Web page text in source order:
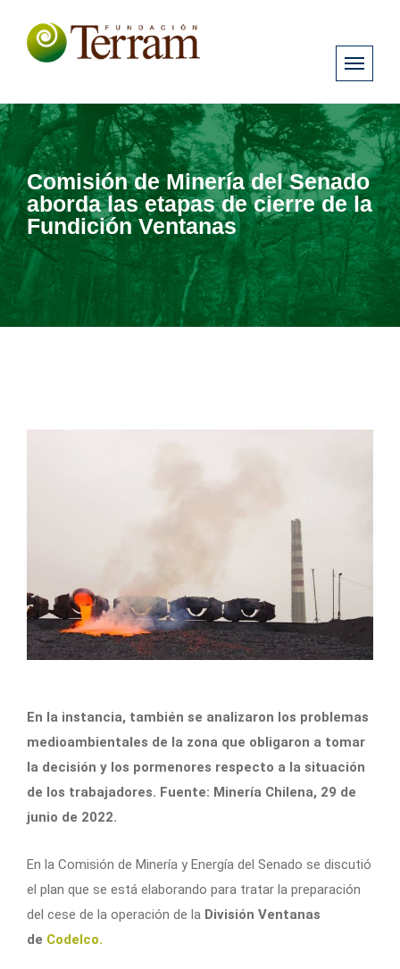
Comisión de Minería del Senado
aborda las etapas de cierre de la
Fundición Ventanas
En la instancia, también se analizaron los problemas
medioambientales de la zona que obligaron a tomar
la decisión y los pormenores respecto a la situación
de los trabajadores. Fuente: Minería Chilena, 29 de
junio de 2022.
En la Comisión de Minería y Energía del Senado se discutió
el plan que se está elaborando para tratar la preparación
del cese de la operación de la División Ventanas
de Codelco.